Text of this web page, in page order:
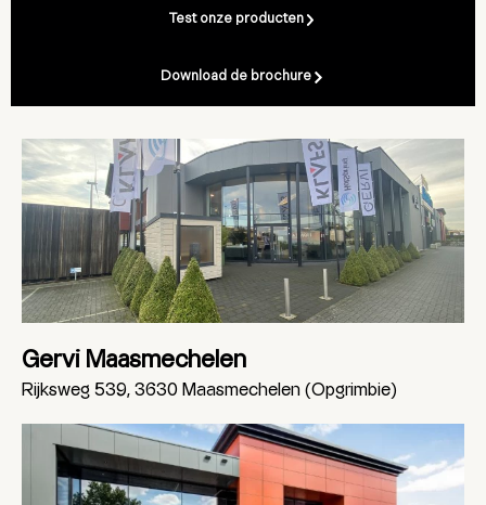
Test onze producten
Download de brochure
Gervi Maasmechelen
Rijksweg 539, 3630 Maasmechelen (Opgrimbie)